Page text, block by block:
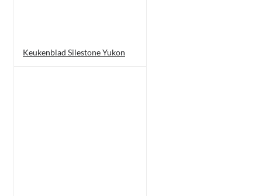
Keukenblad Silestone Yukon